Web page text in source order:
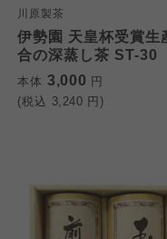
川原製茶
伊勢園 天皇杯受賞生
合の深蒸し茶 ST-30
本体 3,000 円
(税込 3,240 円)